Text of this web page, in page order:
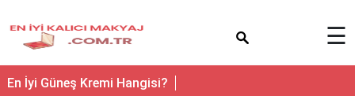
☰
En İyi Güneş Kremi Hangisi?